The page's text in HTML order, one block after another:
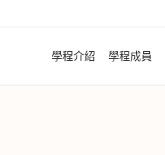
學程介紹 學程成員